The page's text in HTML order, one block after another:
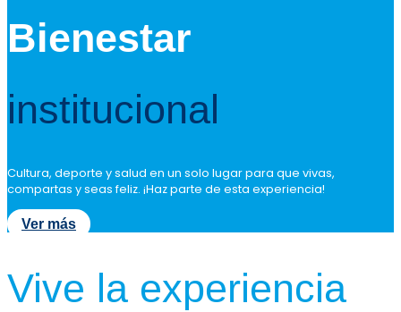
Bienestar
institucional
Cultura, deporte y salud en un solo lugar para que vivas,
compartas y seas feliz. ¡Haz parte de esta experiencia!
Ver más
Vive la experiencia